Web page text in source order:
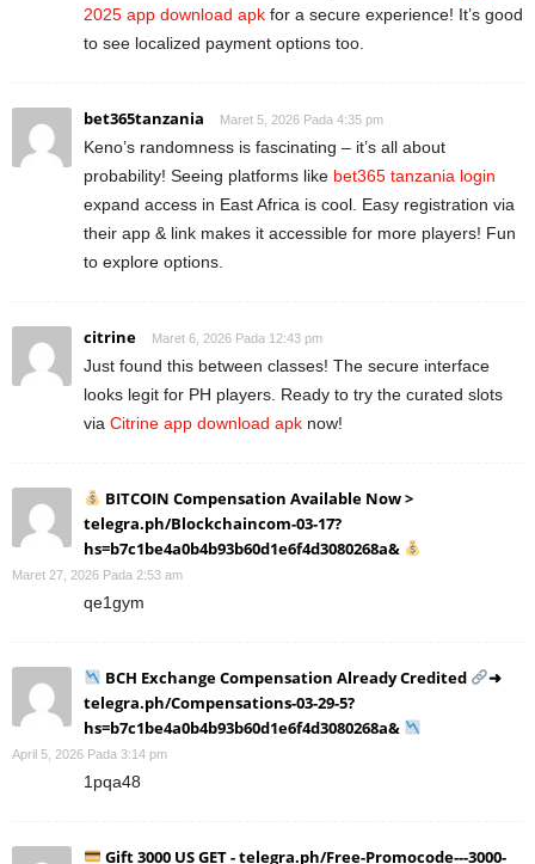
2025 app download apk for a secure experience! It’s good
to see localized payment options too.
bet365tanzania Maret 5, 2026 Pada 4:35 pm
Keno’s randomness is fascinating – it’s all about
probability! Seeing platforms like bet365 tanzania login
expand access in East Africa is cool. Easy registration via
their app & link makes it accessible for more players! Fun
to explore options.
citrine Maret 6, 2026 Pada 12:43 pm
Just found this between classes! The secure interface
looks legit for PH players. Ready to try the curated slots
via Citrine app download apk now!
BITCOIN Compensation Available Now >
telegra.ph/Blockchaincom-03-17?
hs=b7c1be4a0b4b93b60d1e6f4d3080268a&
Maret 27, 2026 Pada 2:53 am
qe1gym
BCH Exchange Compensation Already Credited
➜
telegra.ph/Compensations-03-29-5?
hs=b7c1be4a0b4b93b60d1e6f4d3080268a&
April 5, 2026 Pada 3:14 pm
1pqa48
Gift 3000 US GET - telegra.ph/Free-Promocode---3000-